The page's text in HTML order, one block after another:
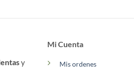
y
Mi Cuenta
Mis ordenes